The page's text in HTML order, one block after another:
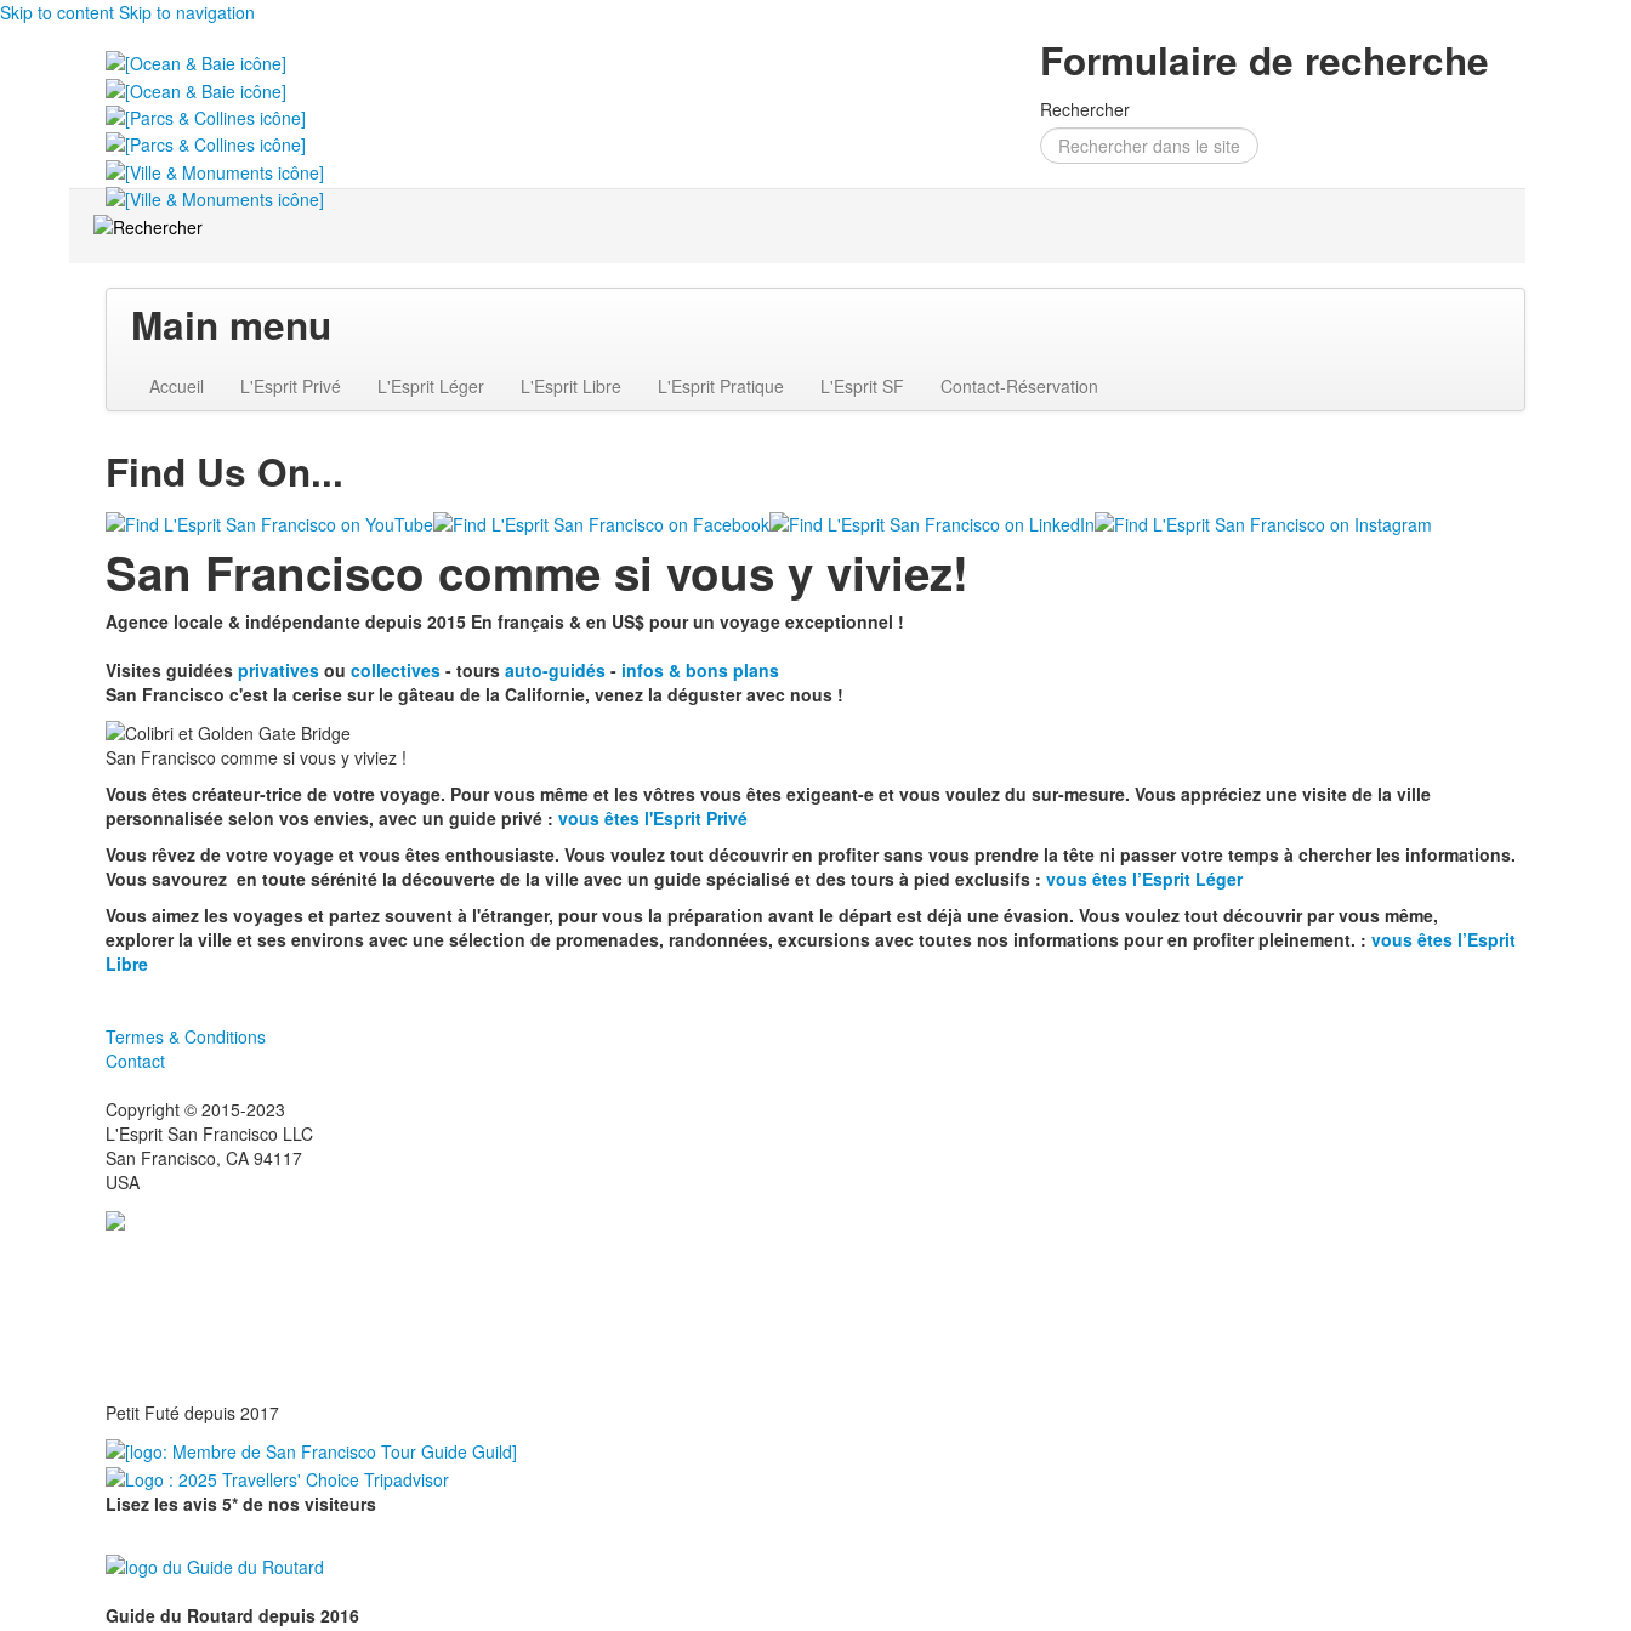
Skip to content Skip to navigation
Formulaire de recherche
Rechercher
Main menu
Accueil L'Esprit Privé L'Esprit Léger L'Esprit Libre L'Esprit Pratique L'Esprit SF Contact-Réservation
Find Us On...
San Francisco comme si vous y viviez!
Agence locale & indépendante depuis 2015 En français & en US$ pour un voyage exceptionnel !
Visites guidées privatives ou collectives - tours auto-guidés - infos & bons plans
San Francisco c'est la cerise sur le gâteau de la Californie, venez la déguster avec nous !
San Francisco comme si vous y viviez !
Vous êtes créateur-trice de votre voyage. Pour vous même et les vôtres vous êtes exigeant-e et vous voulez du sur-mesure. Vous appréciez une visite de la ville
personnalisée selon vos envies, avec un guide privé : vous êtes l'Esprit Privé
Vous rêvez de votre voyage et vous êtes enthousiaste. Vous voulez tout découvrir en profiter sans vous prendre la tête ni passer votre temps à chercher les informations.
Vous savourez en toute sérénité la découverte de la ville avec un guide spécialisé et des tours à pied exclusifs : vous êtes l’Esprit Léger
Vous aimez les voyages et partez souvent à l'étranger, pour vous la préparation avant le départ est déjà une évasion. Vous voulez tout découvrir par vous même,
explorer la ville et ses environs avec une sélection de promenades, randonnées, excursions avec toutes nos informations pour en profiter pleinement. : vous êtes l’Esprit
Libre
Termes & Conditions
Contact
Copyright © 2015-2023
L'Esprit San Francisco LLC
San Francisco, CA 94117
USA
Petit Futé depuis 2017
Lisez les avis 5* de nos visiteurs
Guide du Routard depuis 2016